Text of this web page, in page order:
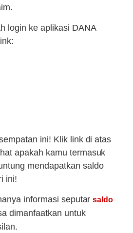
login ke aplikasi DANA
ini! Klik link di atas
apakah kamu termasuk
mendapatkan saldo
ini!
informasi seputarsaldo
dimanfaatkan untuk